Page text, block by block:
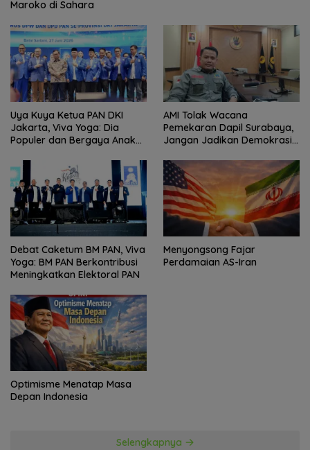
Maroko di Sahara
Uya Kuya Ketua PAN DKI
Jakarta, Viva Yoga: Dia
Populer dan Bergaya Anak
AMI Tolak Wacana
Pemekaran Dapil Surabaya,
Jangan Jadikan Demokrasi
Politik
Debat Caketum BM PAN, Viva
Yoga: BM PAN Berkontribusi
Meningkatkan Elektoral PAN
Menyongsong Fajar
Perdamaian AS-Iran
Optimisme Menatap Masa
Depan Indonesia
Selengkapnya